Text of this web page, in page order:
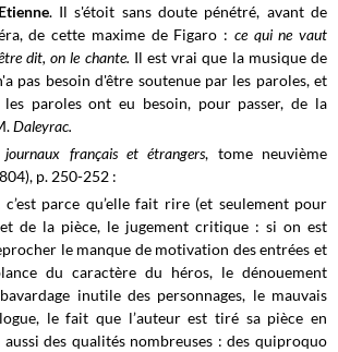
Etienne. Il s'étoit sans doute pénétré, avant de
de cette maxime de Figaro : ce qui ne vaut
dit, on le chante. Il est vrai que la musique de
pas besoin d'être soutenue par les paroles, et
les paroles ont eu besoin, pour passer, de la
Daleyrac.
français et étrangers, tome neuvième
p. 250-252 :
parce qu’elle fait rire (et seulement pour
de la pièce, le jugement critique : si on est
le manque de motivation des entrées et
du caractère du héros, le dénouement
inutile des personnages, le mauvais
le fait que l’auteur est tiré sa pièce en
des qualités nombreuses : des quiproquo